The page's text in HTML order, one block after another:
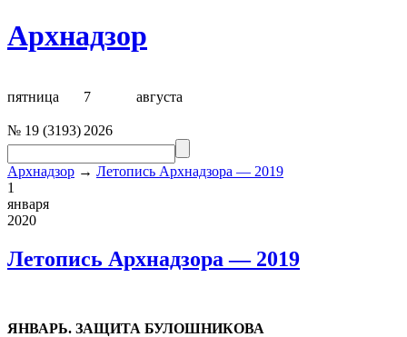
Архнадзор
пятница 7 августа
№ 19 (3193) 2026
Архнадзор → Летопись Архнадзора — 2019
1
января
2020
Летопись Архнадзора — 2019
ЯНВАРЬ. ЗАЩИТА БУЛОШНИКОВА